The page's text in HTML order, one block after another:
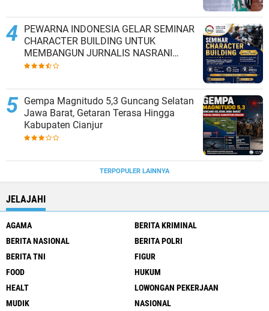
PEWARNA INDONESIA GELAR SEMINAR
CHARACTER BUILDING UNTUK
MEMBANGUN JURNALIS NASRANI
BERINTEGRITAS DAN BERDAMPAK*
Gempa Magnitudo 5,3 Guncang Selatan
Jawa Barat, Getaran Terasa Hingga
Kabupaten Cianjur
TERPOPULER LAINNYA
JELAJAHI
AGAMA
BERITA KRIMINAL
BERITA NASIONAL
BERITA POLRI
BERITA TNI
FIGUR
FOOD
HUKUM
HEALT
LOWONGAN PEKERJAAN
MUDIK
NASIONAL